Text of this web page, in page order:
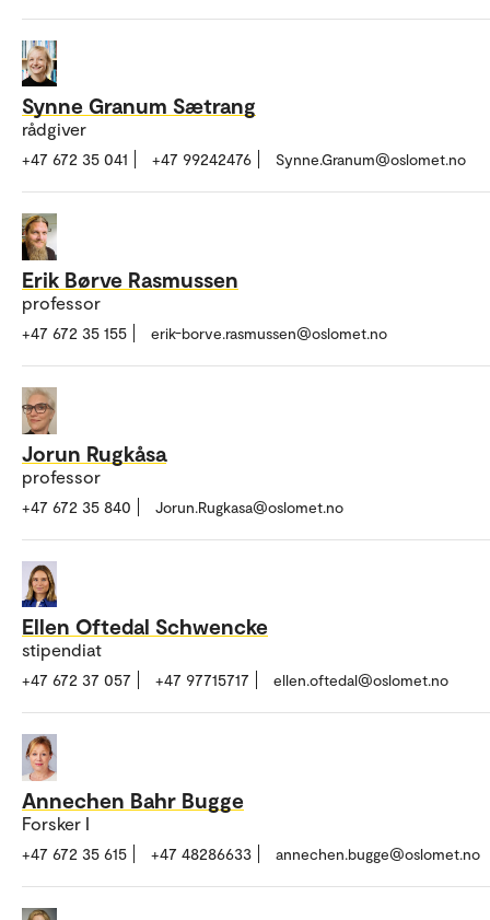
Synne Granum Sætrang
rådgiver
+47 672 35 041 +47 99242476 Synne.Granum@oslomet.no
Erik Børve Rasmussen
professor
+47 672 35 155 erik-borve.rasmussen@oslomet.no
Jorun Rugkåsa
professor
+47 672 35 840 Jorun.Rugkasa@oslomet.no
Ellen Oftedal Schwencke
stipendiat
+47 672 37 057 +47 97715717 ellen.oftedal@oslomet.no
Annechen Bahr Bugge
Forsker I
+47 672 35 615 +47 48286633 annechen.bugge@oslomet.no